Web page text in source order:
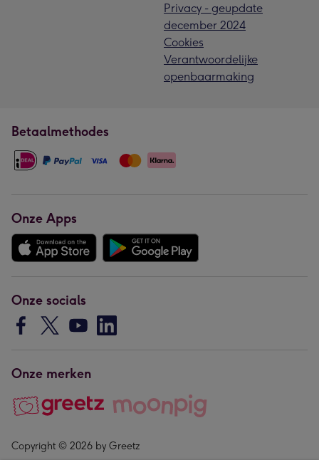
Privacy - geupdate
december 2024
Cookies
Verantwoordelijke
openbaarmaking
Betaalmethodes
Onze Apps
Onze socials
Onze merken
Copyright © 2026 by Greetz